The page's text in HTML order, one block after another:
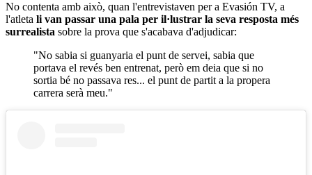
No contenta amb això, quan l'entrevistaven per a Evasión TV, a
l'atleta li van passar una pala per il·lustrar la seva resposta més
surrealista sobre la prova que s'acabava d'adjudicar:
"No sabia si guanyaria el punt de servei, sabia que
portava el revés ben entrenat, però em deia que si no
sortia bé no passava res... el punt de partit a la propera
carrera serà meu."